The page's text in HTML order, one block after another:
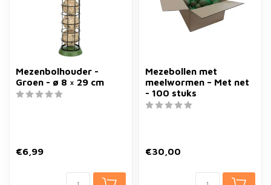
Mezenbolhouder -
Groen - ø 8 × 29 cm
€6,99
Mezebollen met
meelwormen – Met net
- 100 stuks
€30,00